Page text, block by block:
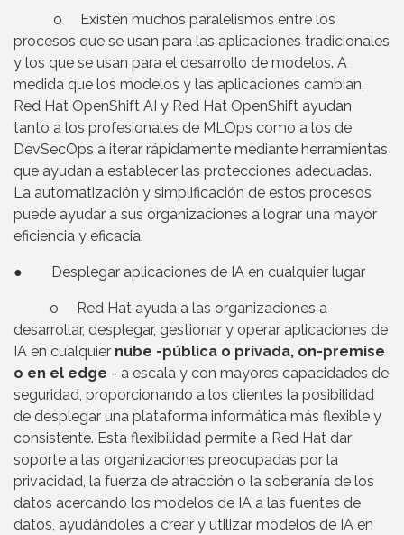
o Existen muchos paralelismos entre los
procesos que se usan para las aplicaciones tradicionales
y los que se usan para el desarrollo de modelos. A
medida que los modelos y las aplicaciones cambian,
Red Hat OpenShift AI y Red Hat OpenShift ayudan
tanto a los profesionales de MLOps como a los de
DevSecOps a iterar rápidamente mediante herramientas
que ayudan a establecer las protecciones adecuadas.
La automatización y simplificación de estos procesos
puede ayudar a sus organizaciones a lograr una mayor
eficiencia y eficacia.
● Desplegar aplicaciones de IA en cualquier lugar
o Red Hat ayuda a las organizaciones a
desarrollar, desplegar, gestionar y operar aplicaciones de
IA en cualquier nube -pública o privada, on-premise
o en el edge - a escala y con mayores capacidades de
seguridad, proporcionando a los clientes la posibilidad
de desplegar una plataforma informática más flexible y
consistente. Esta flexibilidad permite a Red Hat dar
soporte a las organizaciones preocupadas por la
privacidad, la fuerza de atracción o la soberanía de los
datos acercando los modelos de IA a las fuentes de
datos, ayudándoles a crear y utilizar modelos de IA en